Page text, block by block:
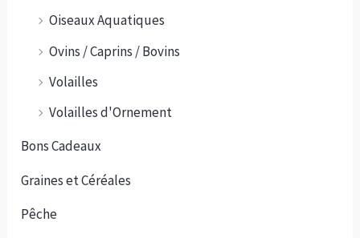
Oiseaux Aquatiques
Ovins / Caprins / Bovins
Volailles
Volailles d'Ornement
Bons Cadeaux
Graines et Céréales
Pêche